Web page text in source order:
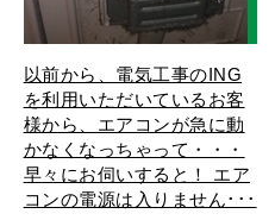
以前から、電気工事のING
を利用いただいているお客
様から、エアコンが急に動
かなくなっちゃって・・・
早々にお伺いすると！ エア
コンの電源は入りません･･･